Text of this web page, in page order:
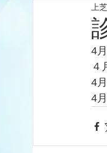
上
4
４
4
4